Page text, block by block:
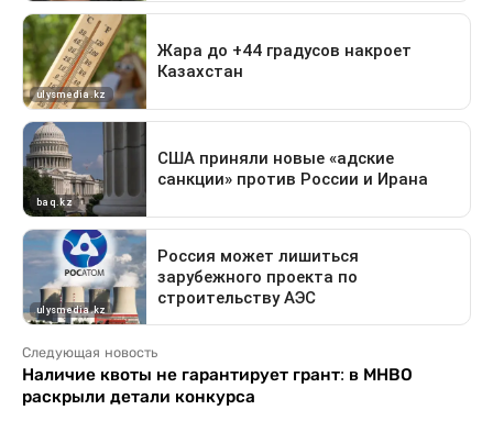
Следующая новость
Наличие квоты не гарантирует грант: в МНВО
раскрыли детали конкурса